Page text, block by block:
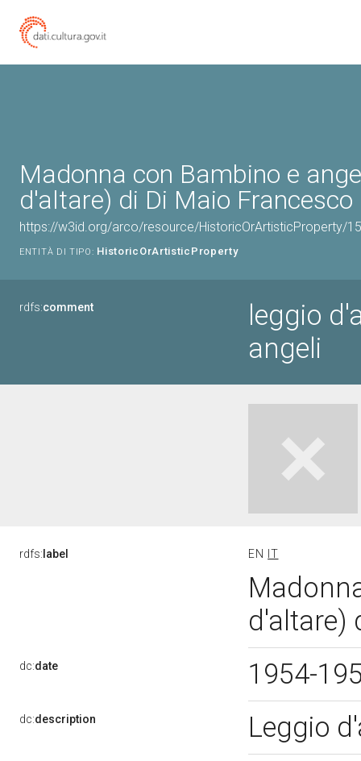
Madonna con Bambino e
d'altare) di Di Maio Francesco
https://w3id.org/arco/resource/HistoricOrArtisticProperty/
ENTITÀ DI TIPO: HistoricOrArtisticProperty
rdfs:comment
leggio
angeli
rdfs: label EN IT
d'altare)
dc:date 1954-
dc:description Leggio